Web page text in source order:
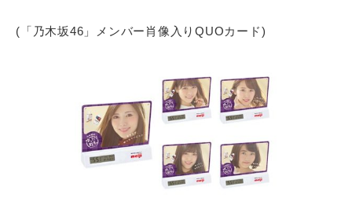
(「乃木坂46」メンバー肖像入りQUOカード)